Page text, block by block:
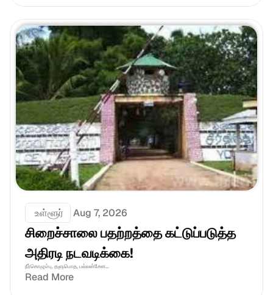
உள்ளூர் Aug 7, 2026
சிறைச்சாலை பதற்றத்தை கட்டுப்படுத்த
அதிரடி நடவடிக்கை!
நீர்கொழும்பு, தளுபொத, பல்லன்சேன...
Read More